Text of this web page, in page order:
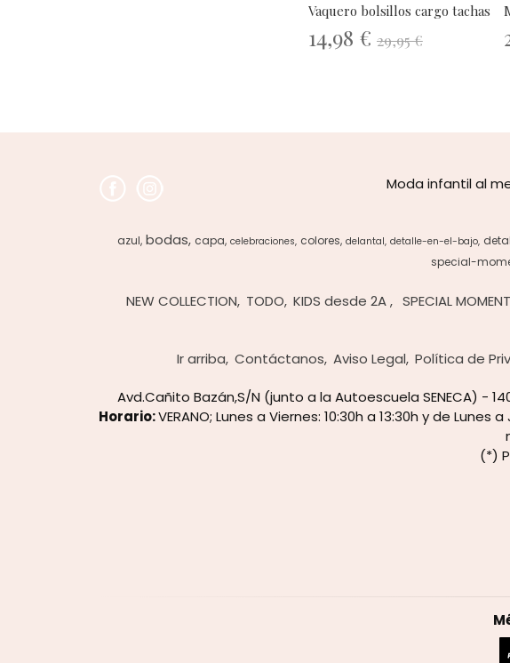
Vaquero bolsillos cargo tachas
14,98 € 29,95 €
Moda infantil al
azul bodas capa celebraciones colores delantal detalle-en-el-bajo
special-
NEW COLLECTION TODO KIDS desde 2A SPECIAL
Ir arriba Contáctanos Aviso Legal Política de
Avd.Cañito Bazán,S/N (junto a la Autoescuela SENECA) -
Horario:VERANO; Lunes a Viernes: 10:30h a 13:30h y de Lunes
(*)